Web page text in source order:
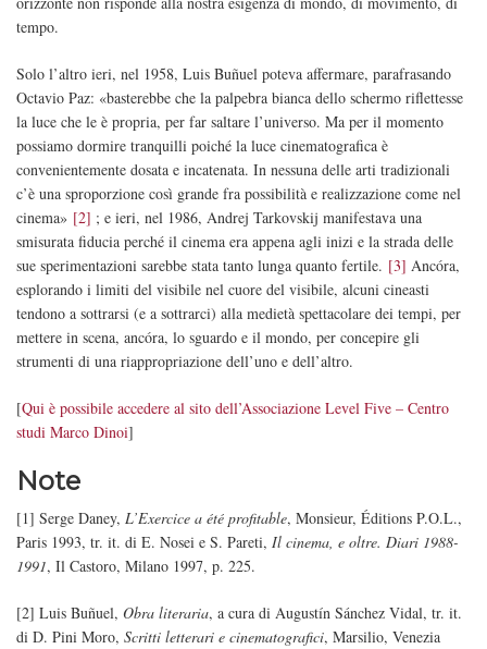
tempo.
Solo l’altro ieri, nel 1958, Luis Buñuel poteva affermare, parafrasando
Octavio Paz: «basterebbe che la palpebra bianca dello schermo riflettesse
la luce che le è propria, per far saltare l’universo. Ma per il momento
possiamo dormire tranquilli poiché la luce cinematografica è
convenientemente dosata e incatenata. In nessuna delle arti tradizionali
c’è una sproporzione così grande fra possibilità e realizzazione come nel
cinema» [2] ; e ieri, nel 1986, Andrej Tarkovskij manifestava una
smisurata fiducia perché il cinema era appena agli inizi e la strada delle
sue sperimentazioni sarebbe stata tanto lunga quanto fertile. [3] Ancóra,
esplorando i limiti del visibile nel cuore del visibile, alcuni cineasti
tendono a sottrarsi (e a sottrarci) alla medietà spettacolare dei tempi, per
mettere in scena, ancóra, lo sguardo e il mondo, per concepire gli
strumenti di una riappropriazione dell’uno e dell’altro.
[Qui è possibile accedere al sito dell’Associazione Level Five – Centro
studi Marco Dinoi]
Note
[1] Serge Daney, L’Exercice a été profitable, Monsieur, Éditions P.O.L.,
Paris 1993, tr. it. di E. Nosei e S. Pareti, Il cinema, e oltre. Diari 1988-
1991, Il Castoro, Milano 1997, p. 225.
[2] Luis Buñuel, Obra literaria, a cura di Augustín Sánchez Vidal, tr. it.
di D. Pini Moro, Scritti letterari e cinematografici, Marsilio, Venezia